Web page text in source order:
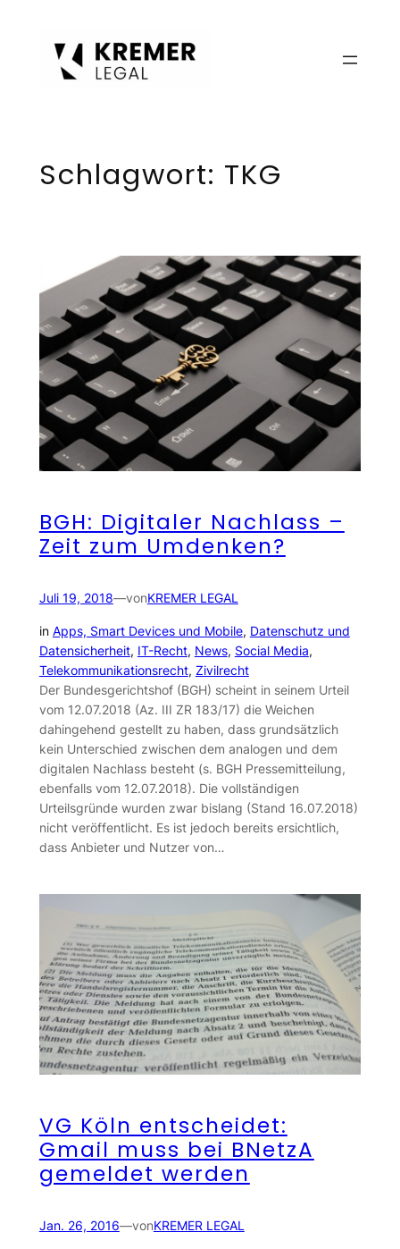
Schlagwort: TKG
BGH: Digitaler Nachlass –
Zeit zum Umdenken?
Juli 19, 2018—vonKREMER LEGAL
in Apps, Smart Devices und Mobile, Datenschutz und
Datensicherheit, IT-Recht, News, Social Media
Telekommunikationsrecht, Zivilrecht
Der Bundesgerichtshof (BGH) scheint in seinem Urteil
vom 12.07.2018 (Az. III ZR 183/17) die Weichen
dahingehend gestellt zu haben, dass grundsätzlich
kein Unterschied zwischen dem analogen und dem
digitalen Nachlass besteht (s. BGH Pressemitteilung,
ebenfalls vom 12.07.2018). Die vollständigen
Urteilsgründe wurden zwar bislang (Stand 16.07.2018)
nicht veröffentlicht. Es ist jedoch bereits ersichtlich,
dass Anbieter und Nutzer von…
VG Köln entscheidet:
Gmail muss bei BNetzA
gemeldet werden
Jan. 26, 2016—vonKREMER LEGAL